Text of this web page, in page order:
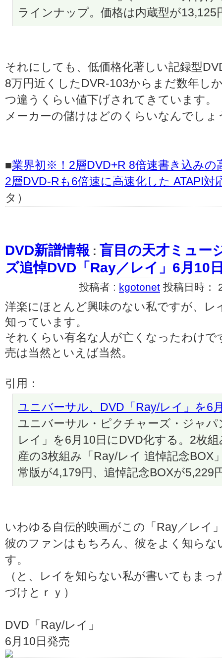
ラインナップ。価格は内蔵型が13,125
それにしても、低価格化著しい記録型
8万円近くしたDVR-103からまだ数年し
つ違うくらい値下げされてきています。
メーカーの儲けはどのくらいなんでしょ
■業界初※！2層DVD+R 8倍速書き込みの
2層DVD-Rも6倍速に高速化した ATAPI対
タ）
DVD新譜情報 : 盲目の天才ミュー
ズ追悼DVD「Ray／レイ」6月10
投稿者 : kgotonet 投稿日時：
洋楽にほとんど興味のない私ですが、
知っています。
それくらい有名な人が亡くなったわけ
売は当然といえば当然。
引用：
ユニバーサル、DVD「Ray/レイ」を6
ユニバーサル・ピクチャーズ・ジャパ
レイ」を6月10日にDVD化する。2枚
産の3枚組み「Ray/レイ 追悼記念BOX
常版が4,179円、追悼記念BOXが5,229
いわゆる自伝的映画がこの「Ray／レイ
彼のファンはもちろん、彼をよく知ら
す。
（と、レイを知らない私が書いてもま
づけとｒｙ）
DVD「Ray/レイ」
6月10日発売